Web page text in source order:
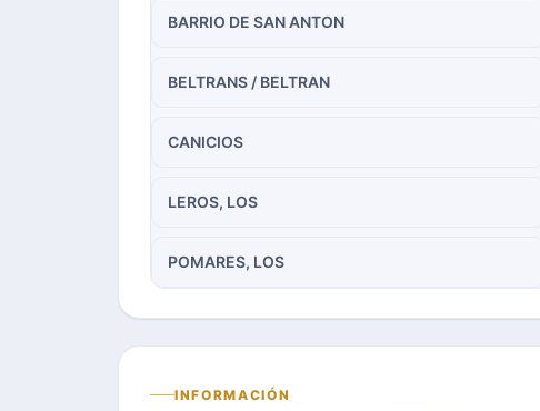
BARRIO DE SAN ANTON
BELTRANS / BELTRAN
CANICIOS
LEROS, LOS
POMARES, LOS
INFORMACIÓN